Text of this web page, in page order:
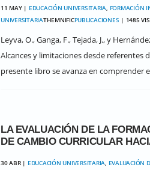
11 MAY | EDUCACIÓN UNIVERSITARIA, FORMACIÓN
UNIVERSITARIATHEMNIFICPUBLICACIONES | 1485
Leyva, O., Ganga, F., Tejada, J., y
Alcances y limitaciones desde referentes
presente libro se avanza en comprender
LA EVALUACIÓN DE LA
DE CAMBIO CURRICULAR
30 ABR | EDUCACIÓN UNIVERSITARIA, EVALUACIÓN